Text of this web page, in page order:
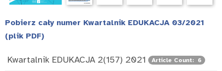
Pobierz cały numer Kwartalnik EDUKACJA 03/2021
(plik PDF)
Kwartalnik EDUKACJA 2(157) 2021 Article Count: 6